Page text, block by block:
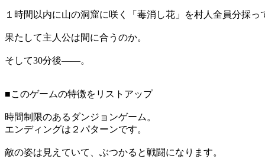
１時間以内に山の洞窟に咲く「毒消し花」を村人全員分採っ
果たして主人公は間に合うのか。
そして30分後――。
■このゲームの特徴をリストアップ
時間制限のあるダンジョンゲーム。
エンディングは２パターンです。
敵の姿は見えていて、ぶつかると戦闘になります。